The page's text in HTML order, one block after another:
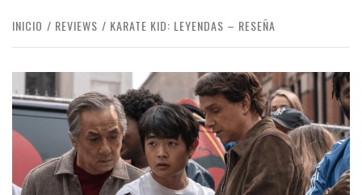
INICIO REVIEWS KARATE KID: LEYENDAS – RESEÑA